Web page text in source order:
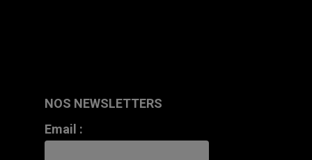
NOS NEWSLETTERS
Email :